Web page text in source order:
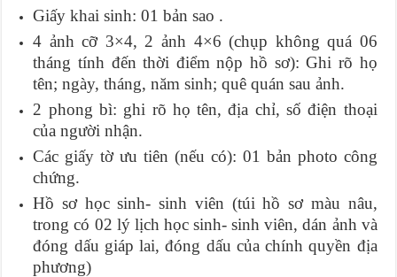
Giấy khai sinh: 01 bản sao .
4 ảnh cỡ 3×4, 2 ảnh 4×6 (chụp không quá 06
tháng tính đến thời điểm nộp hồ sơ): Ghi rõ họ
tên; ngày, tháng, năm sinh; quê quán sau ảnh.
2 phong bì: ghi rõ họ tên, địa chỉ, số điện thoại
của người nhận.
Các giấy tờ ưu tiên (nếu có): 01 bản photo công
chứng.
Hồ sơ học sinh- sinh viên (túi hồ sơ màu nâu,
trong có 02 lý lịch học sinh- sinh viên, dán ảnh và
đóng dấu giáp lai, đóng dấu của chính quyền địa
phương)